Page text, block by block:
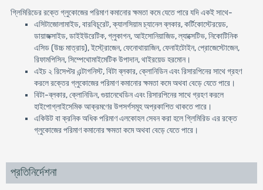
গ্লিমিরিডের রক্তে গ্লুকোজের পরিমাণ কমানোর ক্ষমতা কমে যেতে পারে যদি একই সাথে-
এসিটাজোলামাইড, বারবিচূরেট, ক্যালসিয়াম চ্যানেল ব্লকার, কর্টিকোস্টেরয়েড,
ডায়াজক্সাইড, ডাইইউরেটিক, গ্লুকাগন, আইসোনিয়াজিড, ল্যাক্সেটিভ, নিকোটিনিক
এসিড (উচ্চ মাত্রায়), ইস্ট্রোজেন, ফেনোথায়াজিন, ফেনাইটোইন, প্রোজেস্টোজেন,
রিফামপিসিন, সিম্পেথোমাইমেটিক উপাদান, থাইরয়েড হরমোন।
এইচ ২ রিসেপ্টর এন্টাগনিস্ট, বিটা ব্লকার, ক্লোনিডিন এবং রিসারপিনের সাথে গ্রহণ
করলে রক্তের গ্লুকোজের পরিমাণ কমানোর ক্ষমতা কমে অথবা বেড়ে যেতে পারে।
বিটা-ব্লকার, ক্লোনিডিন, গুয়ানেথেডিন এবং রিসারপিনের সাথে গ্রহণ করলে
হাইপোগ্লাইসেমিক আক্রমণের উপসর্গসমূহ অপ্রকাশিত থাকতে পারে।
একিউট বা ক্রনিক অধিক পরিমাণ এলকোহল সেবন করা হলে গ্লিমিরিড এর রক্তে
গ্লুকোজের পরিমাণ কমানোর ক্ষমতা কমে অথবা বেড়ে যেতে পারে।
প্রতিনির্দেশনা